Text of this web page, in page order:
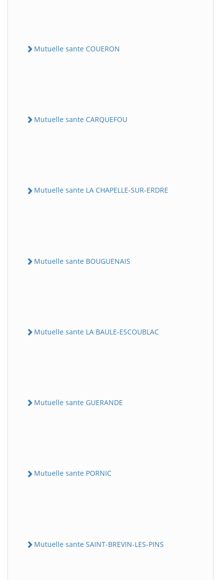
Mutuelle sante COUERON
Mutuelle sante CARQUEFOU
Mutuelle sante LA CHAPELLE-SUR-ERDRE
Mutuelle sante BOUGUENAIS
Mutuelle sante LA BAULE-ESCOUBLAC
Mutuelle sante GUERANDE
Mutuelle sante PORNIC
Mutuelle sante SAINT-BREVIN-LES-PINS